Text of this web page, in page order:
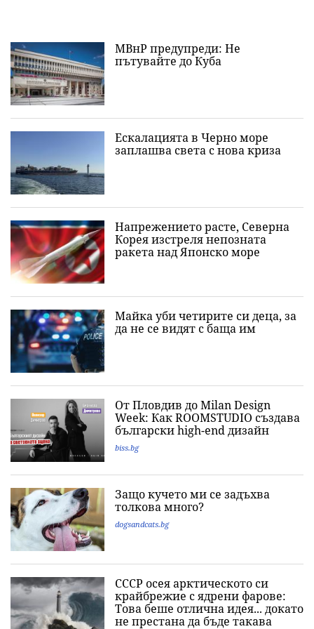
МВнР предупреди: Не
пътувайте до Куба
Ескалацията в Черно море
заплашва света с нова криза
Напрежението расте, Северна
Корея изстреля непозната
ракета над Японско море
Майка уби четирите си деца, за
да не се видят с баща им
От Пловдив до Milan Design
Week: Как ROOMSTUDIO създава
български high-end дизайн
biss.bg
Защо кучето ми се задъхва
толкова много?
dogsandcats.bg
СССР осея арктическото си
крайбрежие с ядрени фарове:
Това беше отлична идея... докато
не престана да бъде такава